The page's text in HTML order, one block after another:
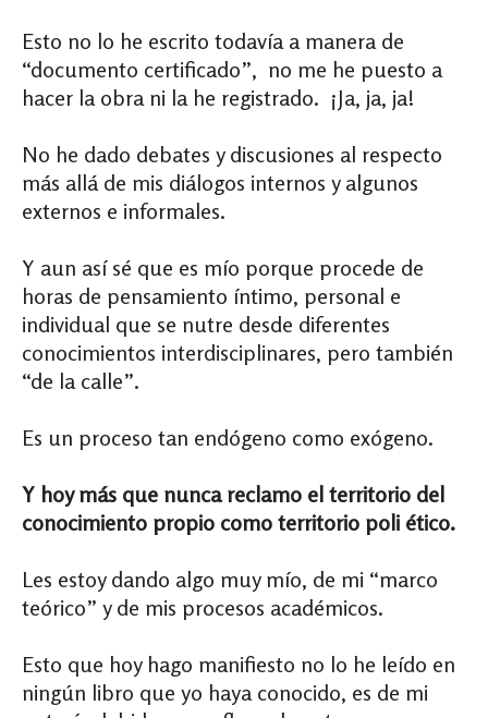
Esto no lo he escrito todavía a manera de
“documento certificado”, no me he puesto a
hacer la obra ni la he registrado. ¡Ja, ja, ja!
No he dado debates y discusiones al respecto
más allá de mis diálogos internos y algunos
externos e informales.
Y aun así sé que es mío porque procede de
horas de pensamiento íntimo, personal e
individual que se nutre desde diferentes
conocimientos interdisciplinares, pero también
“de la calle”.
Es un proceso tan endógeno como exógeno.
Y hoy más que nunca reclamo el territorio del
conocimiento propio como territorio poli ético.
Les estoy dando algo muy mío, de mi “marco
teórico” y de mis procesos académicos.
Esto que hoy hago manifiesto no lo he leído en
ningún libro que yo haya conocido, es de mi